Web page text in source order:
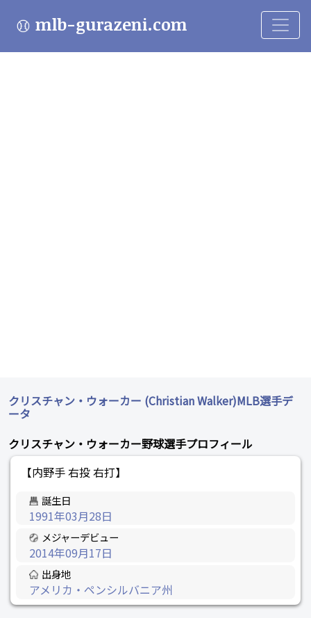
mlb-gurazeni.com
クリスチャン・ウォーカー (Christian Walker)MLB選手デ
ータ
クリスチャン・ウォーカー野球選手プロフィール
【内野手 右投 右打】
誕生日
1991年03月28日
メジャーデビュー
2014年09月17日
出身地
アメリカ・ペンシルバニア州